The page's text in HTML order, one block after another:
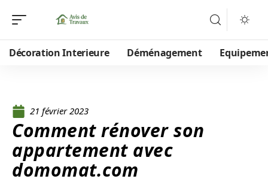
Décoration Interieure Déménagement
21 février 2023
Comment rénover son
appartement avec
domomat.com